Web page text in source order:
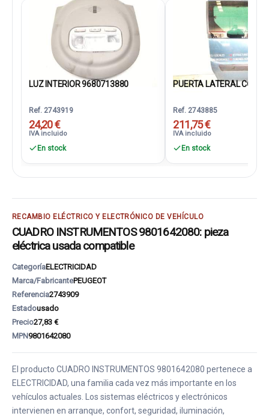
LUZ INTERIOR 9680713880
Ref. 2743919
24,20 €
IVA incluido
En stock
PUERTA LATERAL
Ref. 2743885
211,75 €
IVA incluido
En stock
RECAMBIO ELÉCTRICO Y ELECTRÓNICO DE VEHÍCULO
CUADRO INSTRUMENTOS 9801642080: pieza
eléctrica usada compatible
CategoríaELECTRICIDAD
Marca/FabricantePEUGEOT
Referencia2743909
Estadousado
Precio27,83 €
MPN9801642080
El producto CUADRO INSTRUMENTOS 9801642080 pertenece a
ELECTRICIDAD, una familia cada vez más importante en los
vehículos actuales. Los sistemas eléctricos y electrónicos
intervienen en arranque, confort, seguridad, iluminación,